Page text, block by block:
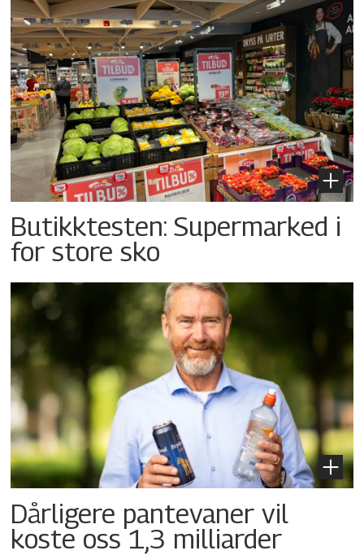
Butikktesten: Supermarked i
for store sko
Dårligere pantevaner vil
koste oss 1,3 milliarder